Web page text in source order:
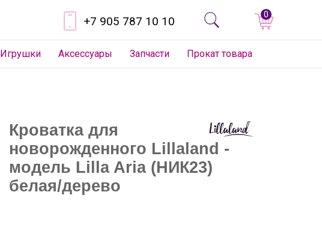
+7 905 787 10 10 0
Игрушки Аксессуары Запчасти Прокат товара
Кроватка для
новорожденного Lillaland -
модель Lilla Aria (НИК23)
белая/дерево